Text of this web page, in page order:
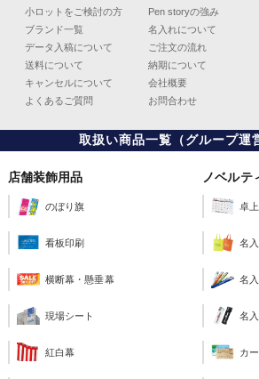
小ロットをご検討の方
Pen storyの強み
ブランド一覧
名入れについて
データ入稿について
ご注文の流れ
送料について
納期について
キャンセルについて
会社概要
よくあるご質問
お問合わせ
取扱い商品一覧（グループ運
店舗装飾用品
のぼり旗
看板印刷
横断幕・懸垂幕
現場シート
紅白幕
ノベルテ
卓
名
名
名
カ